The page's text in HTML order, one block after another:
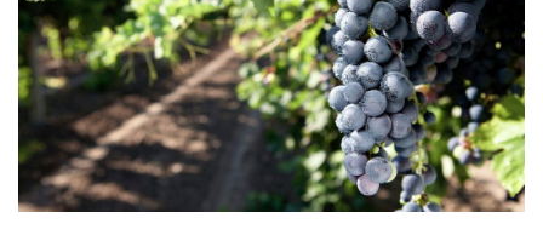
vagues
sur
le
marché
européen
des
fruits